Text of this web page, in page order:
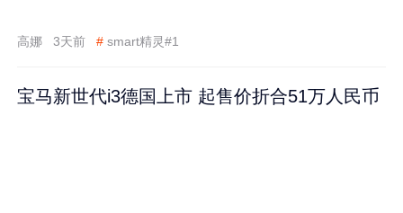
高娜 3天前 # smart精灵#1
宝马新世代i3德国上市 起售价折合51万人民币